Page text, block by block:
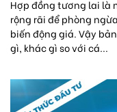
Hợp đồng tương lai là
rộng rãi để phòng
biến động giá. Vậy
gì, khác gì so với cá...